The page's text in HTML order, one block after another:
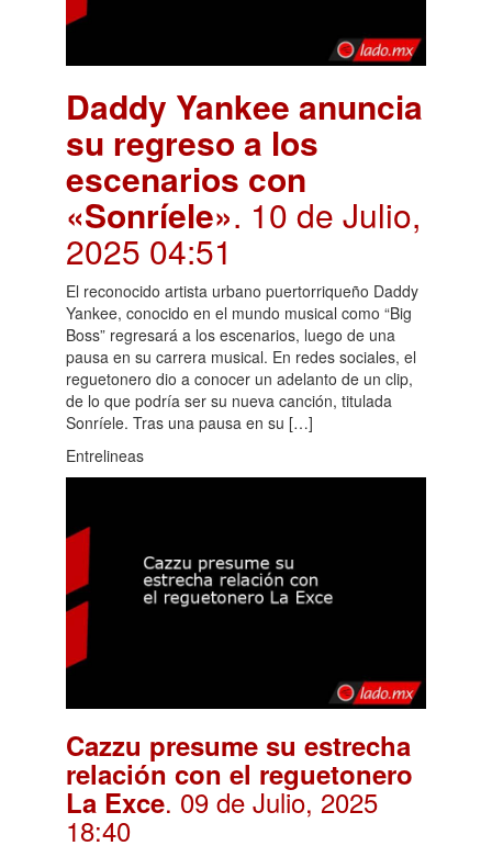
Daddy Yankee anuncia
su regreso a los
escenarios con
«Sonríele». 10 de Julio,
2025 04:51
El reconocido artista urbano puertorriqueño Daddy
Yankee, conocido en el mundo musical como “Big
Boss” regresará a los escenarios, luego de una
pausa en su carrera musical. En redes sociales, el
reguetonero dio a conocer un adelanto de un clip,
de lo que podría ser su nueva canción, titulada
Sonríele. Tras una pausa en su […]
Entrelineas
Cazzu presume su estrecha
relación con el reguetonero
La Exce. 09 de Julio, 2025
18:40